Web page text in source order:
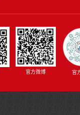
官方微博 官